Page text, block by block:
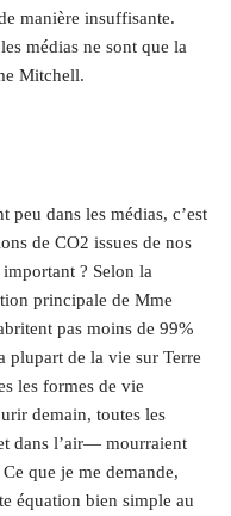
manière insuffisante.
médias ne sont que la
Mitchell.
peu dans les médias, c’est
de CO2 issues de nos
? Selon la
principale de Mme
pas moins de 99%
plupart de la vie sur Terre
les formes de vie
demain, toutes les
dans l’air— mourraient
que je me demande,
équation bien simple au